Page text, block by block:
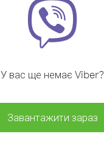
У вас ще немає Viber?
Завантажити зараз